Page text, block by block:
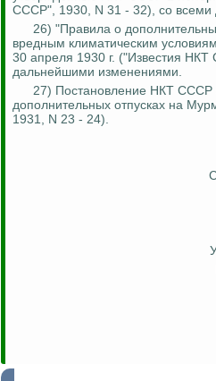
СССР", 1930, N 31 - 32), со
26) "Правила о
вредным климатическим
30 апреля 1930 г. ("Известия
дальнейшими изменениями.
27) Постановление НКТ СССР
дополнительных отпусках на
1931, N 23 - 24).